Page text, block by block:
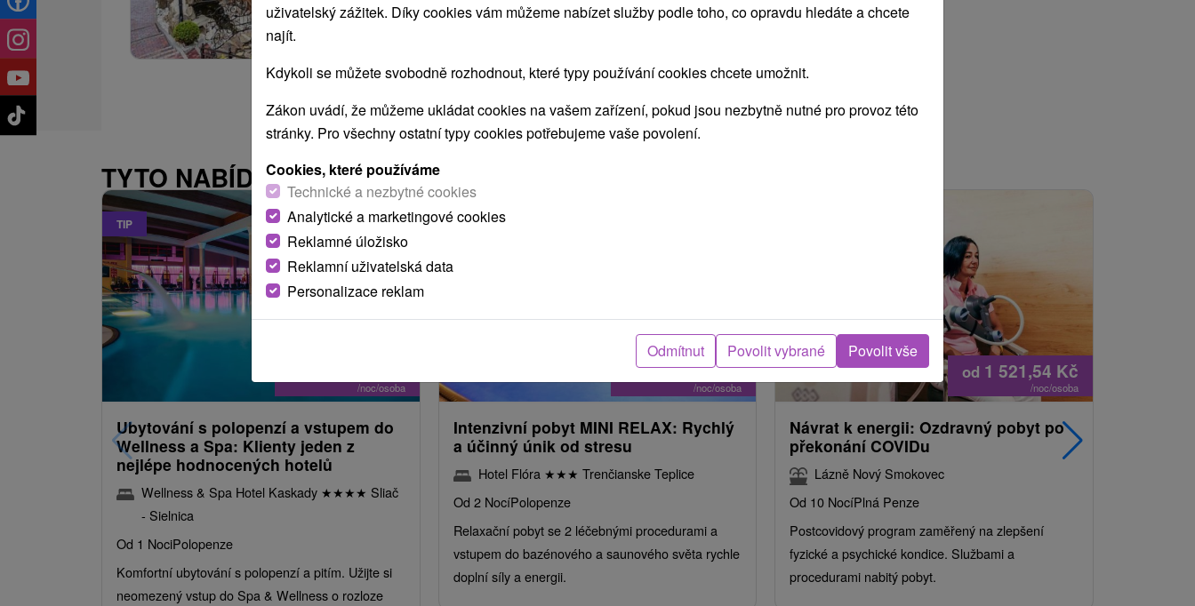
ZOBRAZIT
TYTO NABÍDKY BY VÁS MOHLY TAKÉ ZAJÍMAT
TIP
/noc/osoba
Ubytování s polopenzí a vstupem do
Wellness a Spa: Klienty jeden z
nejlépe hodnocených hotelů
Wellness & Spa Hotel Kaskady ★★★★ Sliač
- Sielnica
Od 1 NociPolopenze
Komfortní ubytování s polopenzí a pitím. Užijte si
neomezený vstup do Spa & Wellness o rozloze
od2 278,07Kč
/noc/osoba
Intenzivní pobyt MINI RELAX: Rychlý
a účinný únik od stresu
Hotel Flóra ★★★ Trenčianske Teplice
Od 2 NocíPolopenze
Relaxační pobyt se 2 léčebnými procedurami a
vstupem do bazénového a saunového světa rychle
doplní síly a energii.
od 1 521,54 Kč
/noc/osoba
Návrat k energii: Ozdravný pobyt po
překonání COVIDu
Lázně Nový Smokovec
Od 10 NocíPlná Penze
Postcovidový program zaměřený na zlepšení
fyzické a psychické kondice. Službami a
procedurami nabitý pobyt.
uživatelský zážitek. Díky cookies vám můžeme nabízet služby podle toho, co opravdu hledáte a chcete
najít.
Kdykoli se můžete svobodně rozhodnout, které typy používání cookies chcete umožnit.
Zákon uvádí, že můžeme ukládat cookies na vašem zařízení, pokud jsou nezbytně nutné pro provoz této
stránky. Pro všechny ostatní typy cookies potřebujeme vaše povolení.
Cookies, které používáme
Technické a nezbytné cookies
Analytické a marketingové cookies
Reklamné úložisko
Reklamní uživatelská data
Personalizace reklam
Odmítnut Povolit vybrané Povolit vše